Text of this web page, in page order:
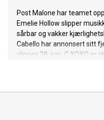
Post Malone har teamet
Emelie Hollow slipper
sårbar og vakker
Cabello har annonsert sitt
slippes 28. juni. C,XOXO er